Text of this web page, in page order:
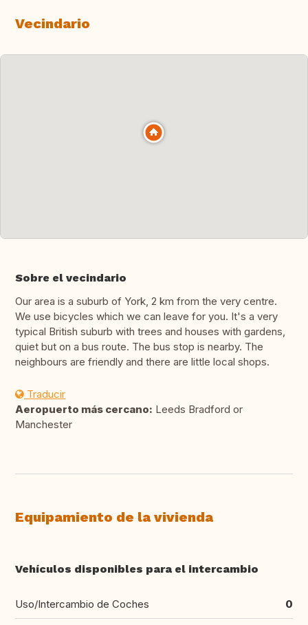
Vecindario
Sobre el vecindario
Our area is a suburb of York, 2 km from the very centre.
We use bicycles which we can leave for you. It's a very
typical British suburb with trees and houses with gardens,
quiet but on a bus route. The bus stop is nearby. The
neighbours are friendly and there are little local shops.
Traducir
Aeropuerto más cercano: Leeds Bradford or
Manchester
Equipamiento de la vivienda
Vehículos disponibles para el intercambio
Uso/Intercambio de Coches 0